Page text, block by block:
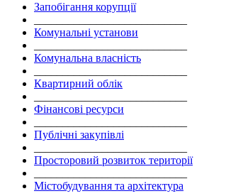
Запобігання корупції
Комунальні установи
Комунальна власність
Квартирний облік
Фінансові ресурси
Публічні закупівлі
Просторовий розвиток території
Містобудування та архітектура